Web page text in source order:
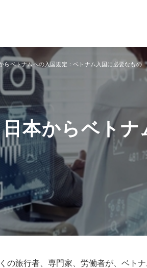
本からベト
らベトナムへの入国規定：ベトナム入国に必要なもの
の旅行者、専門家、労働者が、ベト